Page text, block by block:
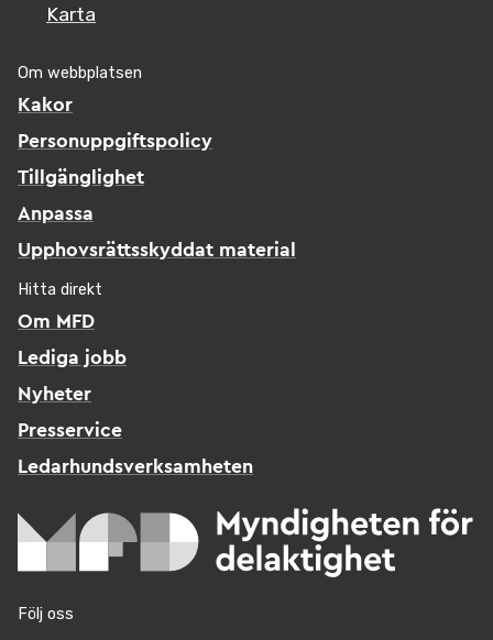
Karta
Om webbplatsen
Kakor
Personuppgiftspolicy
Tillgänglighet
Anpassa
Upphovsrättsskyddat material
Hitta direkt
Om MFD
Lediga jobb
Nyheter
Presservice
Ledarhundsverksamheten
Följ oss